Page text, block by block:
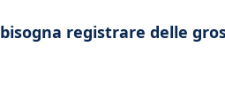
registrare delle